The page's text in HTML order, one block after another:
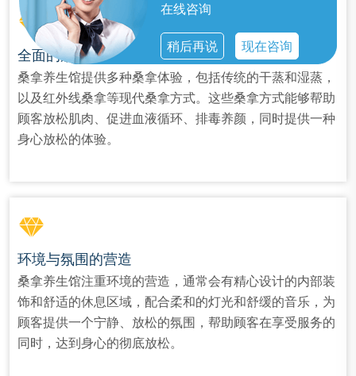
在线咨询
稍后再说 现在咨询
全面的放松体验
桑拿养生馆提供多种桑拿体验，包括传统的干蒸和湿蒸，
以及红外线桑拿等现代桑拿方式。这些桑拿方式能够帮助
顾客放松肌肉、促进血液循环、排毒养颜，同时提供一种
身心放松的体验。
环境与氛围的营造
桑拿养生馆注重环境的营造，通常会有精心设计的内部装
饰和舒适的休息区域，配合柔和的灯光和舒缓的音乐，为
顾客提供一个宁静、放松的氛围，帮助顾客在享受服务的
同时，达到身心的彻底放松。